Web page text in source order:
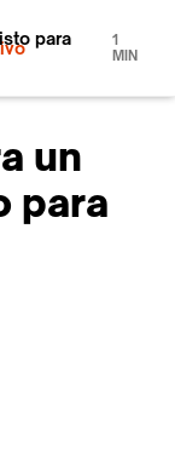
para
1
MIN
un
para